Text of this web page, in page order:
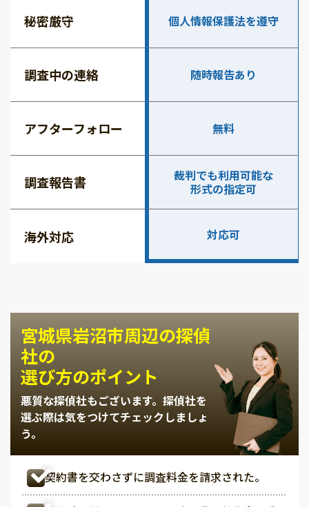
秘密厳守 個人情報保護法を遵守
調査中の連絡 随時報告あり
アフターフォロー 無料
調査報告書
裁判でも利用可能な
形式の指定可
海外対応 対応可
宮城県岩沼市周辺の探偵
社の
選び方のポイント
悪質な探偵社もございます。 探偵社を
選ぶ際は気をつけてチェックしましょ
う。
契約書を交わさずに調査料金を請求された。